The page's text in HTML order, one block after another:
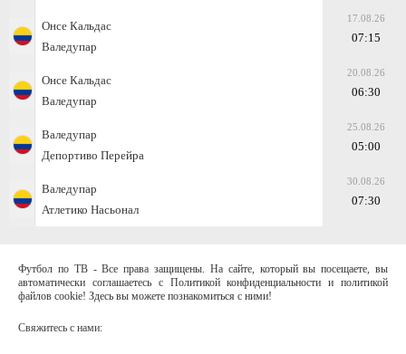
Онсе Кальдас
Валедупар
17.08.26
07:15
Онсе Кальдас
Валедупар
20.08.26
06:30
Валедупар
Депортиво Перейра
25.08.26
05:00
Валедупар
Атлетико Насьонал
30.08.26
07:30
Футбол по ТВ - Все права защищены. На сайте, который вы посещаете, вы
автоматически соглашаетесь с Политикой конфиденциальности и политикой
файлов cookie! Здесь вы можете познакомиться с ними!
Свяжитесь с нами: